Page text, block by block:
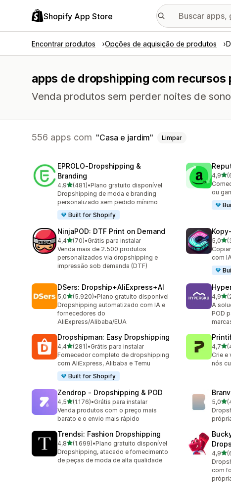
Shopify App Store
Encontrar produtos Opções de aquisição de produtos
apps de dropshipping com recursos
Venda produtos sem perder noites de
556 apps com Casa e jardim Limpar
EPROLO‑Dropshipping &
Branding
4,9de 5 estrelas
(481)
481 avaliações ao todo
•Plano gratuito disponível
Dropshipping de moda e branding
personalizado sem pedido mínimo
Built for Shopify
4,9de
647
ou
NinjaPOD: DTF Print on Demand
4,4de 5 estrelas
(70)
70 avaliações ao todo
•Grátis para instalar
Venda mais de 2.500 produtos
personalizados via dropshipping e
impressão sob demanda (DTF)
5,0de
38
com
DSers: Dropship+AliExpress+AI
5,0de 5 estrelas
(5.920)
5920 avaliações ao todo
•Plano gratuito disponível
Dropshipping automatizado com IA e
fornecedores do
AliExpress/Alibaba/EUA
4,9de
267
A
POD
Dropshipman: Easy Dropshipping
4,4de 5 estrelas
(281)
281 avaliações ao todo
•Grátis para instalar
Fornecedor completo de dropshipping
com AliExpress, Alibaba e Temu
Built for Shopify
4,7de
4318
Crie e
nós
Zendrop ‑ Dropshipping & POD
4,5de 5 estrelas
(1.176)
1176 avaliações ao todo
•Grátis para instalar
Venda produtos com o preço mais
barato e o envio mais rápido
5,0de
44
Trendsi: Fashion Dropshipping
4,8de 5 estrelas
(1.699)
1699 avaliações ao todo
•Plano gratuito disponível
Dropshipping, atacado e fornecimento
de peças de moda de alta qualidade
4,9de
61
com